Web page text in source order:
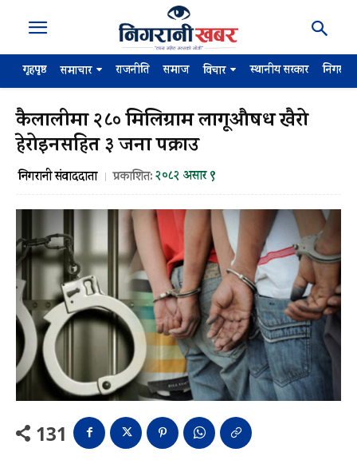
गृहपृष्ठ समाचार राजनीति समाज विचार स्थानीय सरकार
कैलालीमा २८० मिलिग्राम लागूऔषध खैरो
हेरोइनसहित ३ जना पक्राउ
निगरानी संवाददाता प्रकाशित:२०८२ असार ९
131